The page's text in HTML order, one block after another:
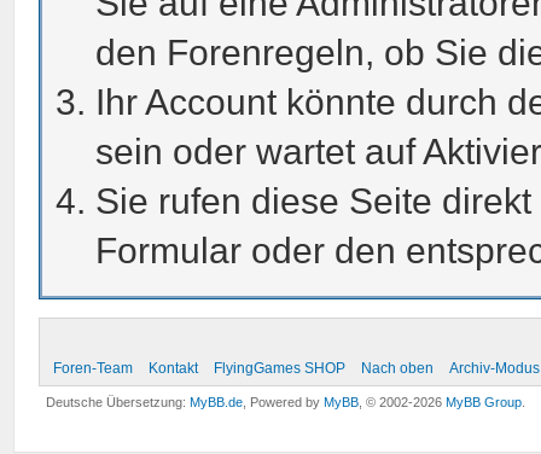
den Forenregeln, ob Sie
Ihr Account könnte durch
sein oder wartet auf
Sie rufen diese Seite
Formular oder den
Foren-Team Kontakt FlyingGames SHOP Nach oben Archiv-Modus
Deutsche Übersetzung:MyBB.de , Powered byMyBB , © 2002-2026MyBB Group